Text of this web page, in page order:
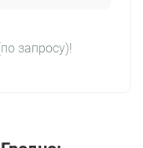
запросу)!